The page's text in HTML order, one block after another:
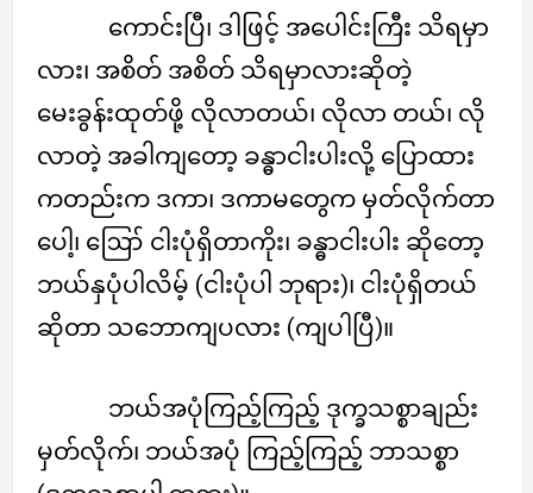
ကောင်းပြီ၊ ဒါဖြင့် အပေါင်းကြီး သိရမှာ
လား၊ အစိတ် အစိတ် သိရမှာလားဆိုတဲ့
မေးခွန်းထုတ်ဖို့ လိုလာတယ်၊ လိုလာ တယ်၊ လို
လာတဲ့ အခါကျတော့ ခန္ဓာငါးပါးလို့ ပြောထား
ကတည်းက ဒကာ၊ ဒကာမတွေက မှတ်လိုက်တာ
ပေါ့၊ ဪ ငါးပုံရှိတာကိုး၊ ခန္ဓာငါးပါး ဆိုတော့
ဘယ်နှပုံပါလိမ့် (ငါးပုံပါ ဘုရား)၊ ငါးပုံရှိတယ်
ဆိုတာ သဘောကျပလား (ကျပါပြီ)။
ဘယ်အပုံကြည့်ကြည့် ဒုက္ခသစ္စာချည်း
မှတ်လိုက်၊ ဘယ်အပုံ ကြည့်ကြည့် ဘာသစ္စာ